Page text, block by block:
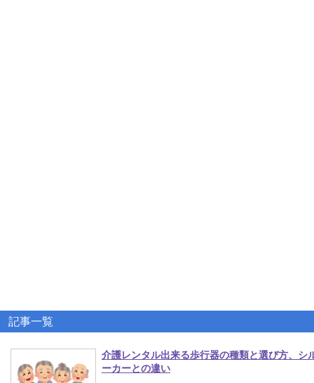
記事一覧
介護レンタル出来る歩行器の種類と選び方、シ
ーカーとの違い